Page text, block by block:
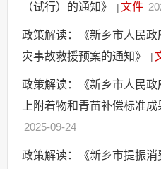
（试行）的通知》
|文件
政策解读：《新乡市人民
灾事故救援预案的通知》
|
政策解读：《新乡市人民
上附着物和青苗补偿标准成
2025-09-24
政策解读：《新乡市提振消